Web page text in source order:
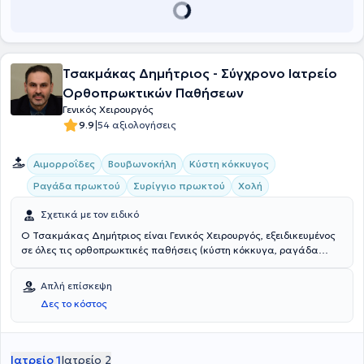
Τσακμάκας Δημήτριος - Σύγχρονο Ιατρείο
Ορθοπρωκτικών Παθήσεων
Γενικός Χειρουργός
9.9|54 αξιολογήσεις
Αιμορροΐδες Βουβωνοκήλη
Κύστη κόκκυγος
Ραγάδα πρωκτού
Συρίγγιο πρωκτού Χολή
Σχετικά με τον ειδικό
Ο Τσακμάκας Δημήτριος είναι Γενικός Χειρουργός, εξειδικευμένος
σε όλες τις ορθοπρωκτικές παθήσεις (κύστη κόκκυγα, ραγάδα
Θεσσαλονίκη. Είναι πτυχιούχος της Ιατρικής Σχολής του
Πανεπιστημίου Θεσσαλίας. Ξεκίνησε την ειδίκευσή του το 2004 ως
γενικός χειρουργός στο Νοσοκομείο Παναγία Θεσσαλονίκης για έξι
χρόνια. Απέκτησε το 2010 την ειδικότητα του στη Γενική Χειρουργική
αδένων στο Department of Endocrine Surgery του Addenbrookes
Απλή επίσκεψη
Δες το κόστος
Ιατρείο 1Ιατρείο 2